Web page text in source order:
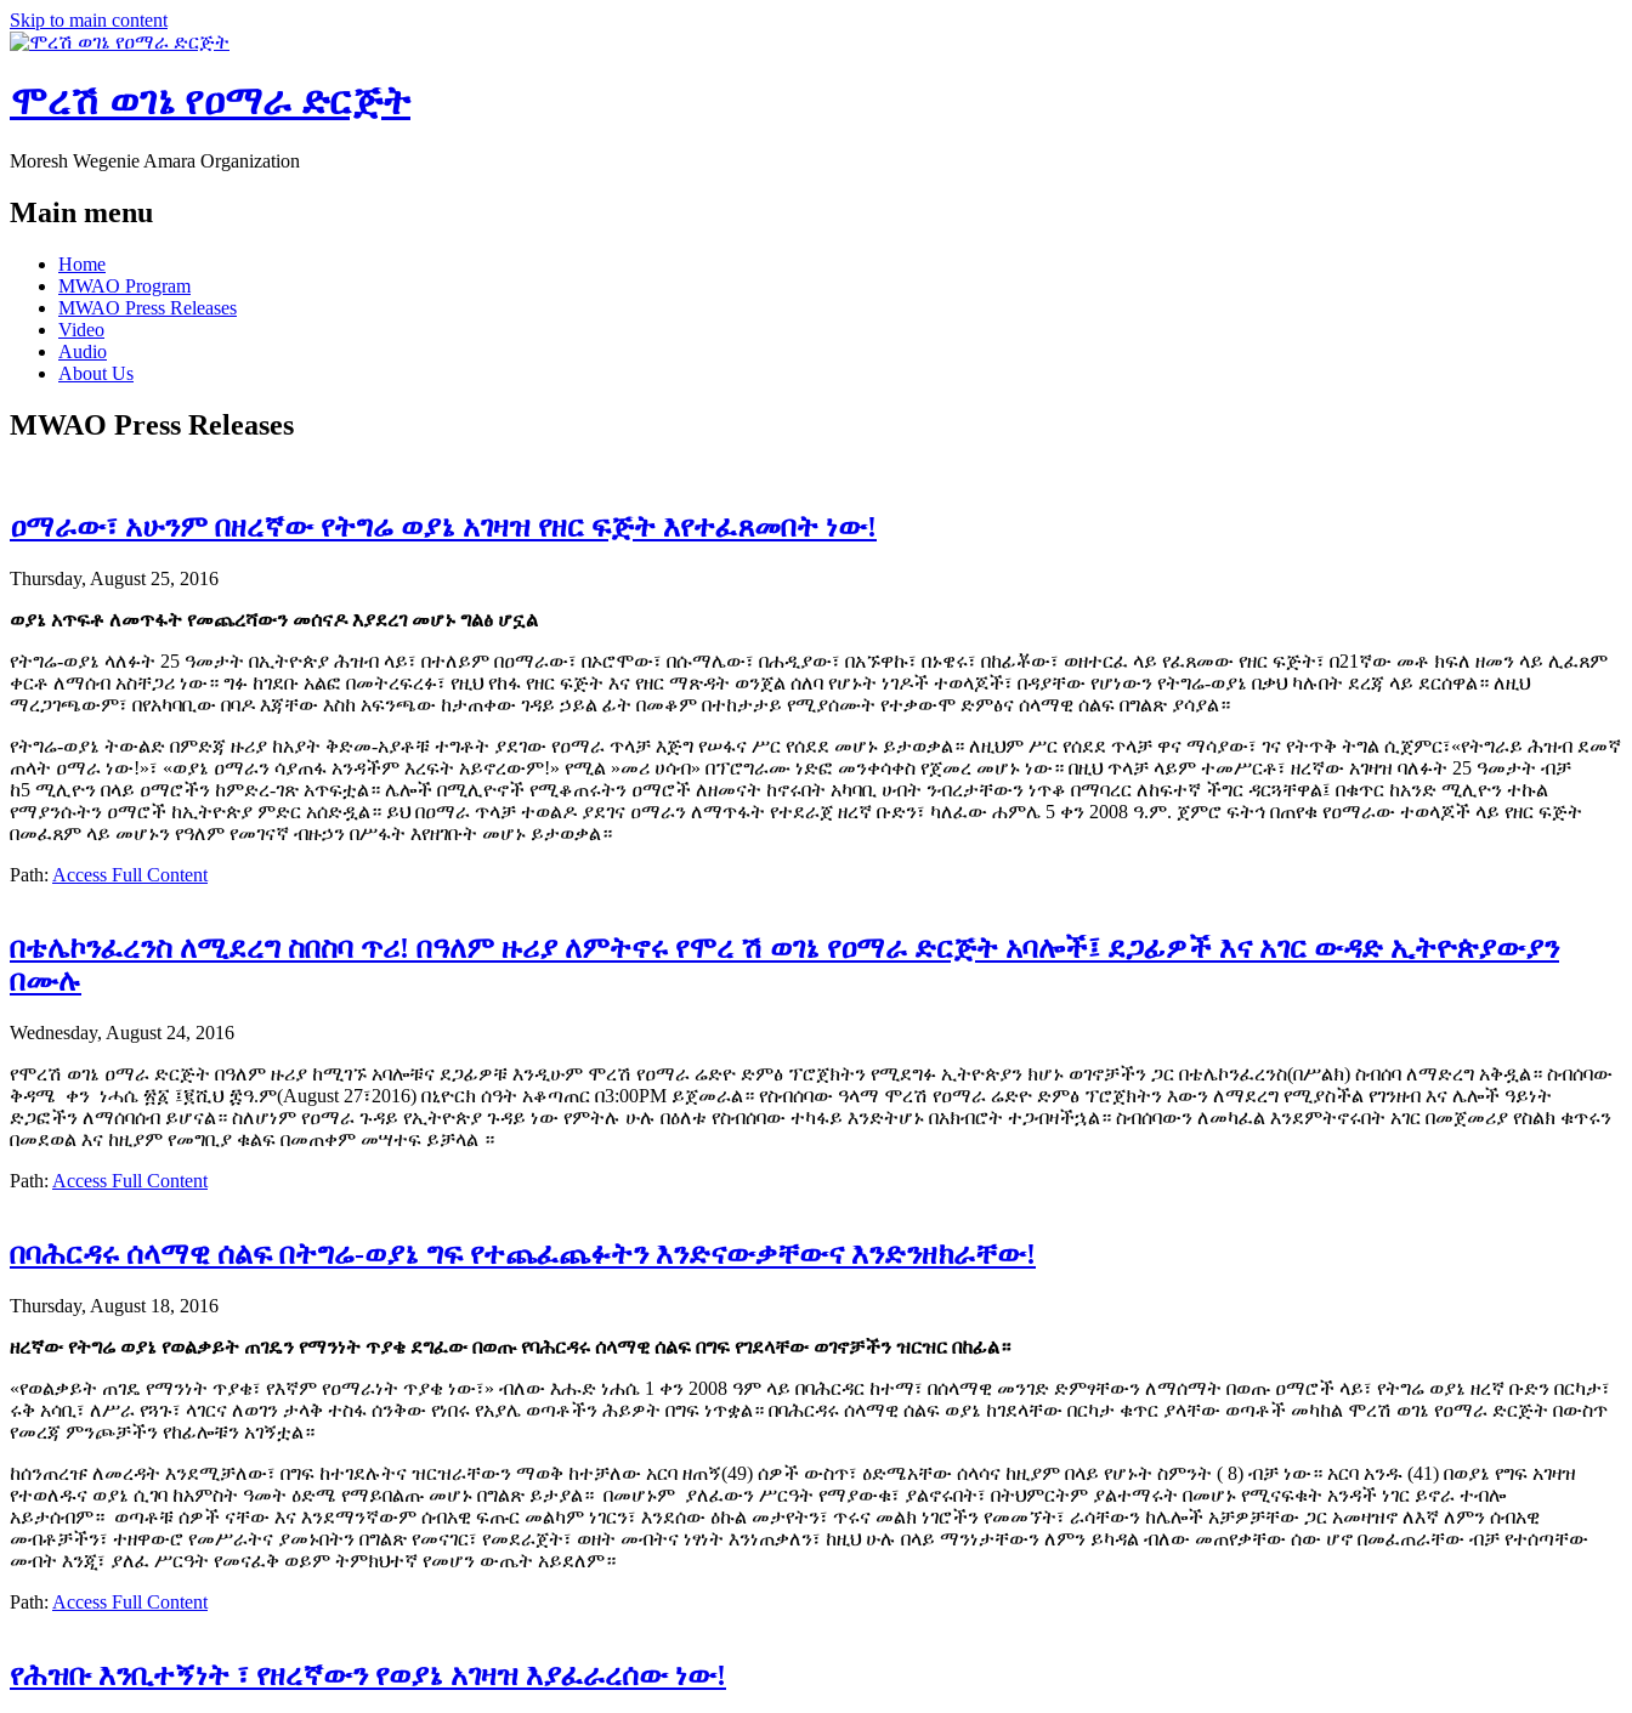
Skip to main content
ሞረሽ ወገኔ የዐማራ ድርጅት
Moresh Wegenie Amara Organization
Main menu
Home
MWAO Program
MWAO Press Releases
Video
Audio
About Us
MWAO Press Releases
ዐማራው፣ አሁንም በዘረኛው የትግሬ ወያኔ አገዛዝ የዘር ፍጅት እየተፈጸመበት ነው!
Thursday, August 25, 2016
ወያኔ አጥፍቶ ለመጥፋት የመጨረሻውን መሰናዶ እያደረገ መሆኑ ግልፅ ሆኗል
የትግሬ-ወያኔ ላለፉት 25 ዓመታት በኢትዮጵያ ሕዝብ ላይ፣ በተለይም በዐማራው፣ በኦሮሞው፣ በሱማሌው፣ በሐዲያው፣ በአኙዋኩ፣ በኑዌሩ፣ በከፊቾው፣ ወዘተርፈ ላይ የፈጸመው የዘር ፍጅት፣ በ21ኛው መቶ ክፍለ ዘመን ላይ ሊፈጸም
ቀርቶ ለማሰብ አስቸጋሪ ነው። ግፉ ከገደቡ አልፎ በመትረፍረፉ፣ የዚህ የከፋ የዘር ፍጅት እና የዘር ማጽዳት ወንጀል ሰለባ የሆኑት ነገዶች ተወላጆች፣ በዳያቸው የሆነውን የትግሬ-ወያኔ በቃህ ካሉበት ደረጃ ላይ ደርሰዋል። ለዚህ
ማረጋገጫውም፣ በየአካባቢው በባዶ እጃቸው እስከ አፍንጫው ከታጠቀው ገዳይ ኃይል ፊት በመቆም በተከታታይ የሚያሰሙት የተቃውሞ ድምፅና ሰላማዊ ሰልፍ በግልጽ ያሳያል።
የትግሬ-ወያኔ ትውልድ በምድጃ ዙሪያ ከአያት ቅድመ-አያቶቹ ተግቶት ያደገው የዐማራ ጥላቻ እጅግ የሠፋና ሥር የሰደደ መሆኑ ይታወቃል። ለዚህም ሥር የሰደደ ጥላቻ ዋና ማሳያው፣ ገና የትጥቅ ትግል ሲጀምር፣«የትግራይ ሕዝብ ደመኛ
ጠላት ዐማራ ነው!»፣ «ወያኔ ዐማራን ሳያጠፋ አንዳችም እረፍት አይኖረውም!» የሚል »መሪ ሀሳብ» በፕሮግራሙ ነድፎ መንቀሳቀስ የጀመረ መሆኑ ነው። በዚህ ጥላቻ ላይም ተመሥርቶ፣ ዘረኛው አገዛዝ ባለፉት 25 ዓመታት ብቻ
ከ5 ሚሊዮን በላይ ዐማሮችን ከምድረ-ገጽ አጥፍቷል። ሌሎች በሚሊዮኖች የሚቆጠሩትን ዐማሮች ለዘመናት ከኖሩበት አካባቢ ሀብት ንብረታቸውን ነጥቆ በማባረር ለከፍተኛ ችግር ዳርጓቸዋል፤ በቁጥር ከአንድ ሚሊዮን ተኩል
የማያንሱትን ዐማሮች ከኢትዮጵያ ምድር አሰድዷል። ይህ በዐማራ ጥላቻ ተወልዶ ያደገና ዐማራን ለማጥፋት የተደራጀ ዘረኛ ቡድን፣ ካለፈው ሐምሌ 5 ቀን 2008 ዓ.ም. ጀምሮ ፍትኅ በጠየቁ የዐማራው ተወላጆች ላይ የዘር ፍጅት
በመፈጸም ላይ መሆኑን የዓለም የመገናኛ ብዙኃን በሥፋት እየዘገቡት መሆኑ ይታወቃል።
Path: Access Full Content
በቴሌኮንፈረንስ ለሚደረግ ስበስባ ጥሪ! በዓለም ዙሪያ ለምትኖሩ የሞረ ሽ ወገኔ የዐማራ ድርጅት አባሎች፤ ደጋፊዎች እና አገር ውዳድ ኢትዮጵያውያን
በሙሉ
Wednesday, August 24, 2016
የሞረሽ ወገኔ ዐማራ ድርጅት በዓለም ዙሪያ ከሚገኙ አባሎቹና ደጋፊዎቹ እንዲሁም ሞረሽ የዐማራ ሬድዮ ድምፅ ፕሮጀክትን የሚደግፉ ኢትዮጵያን ክሆኑ ወገኖቻችን ጋር በቴሌኮንፈረንስ(በሥልክ) ስብሰባ ለማድረግ አቅዷል። ስብሰባው
ቅዳሜ ቀን ነሓሴ ፳፩ ፤፪ሺህ ፰ዓ.ም(August 27፣2016) በኒዮርክ ሰዓት አቆጣጠር በ3:00PM ይጀመራል። የስብሰባው ዓላማ ሞረሽ የዐማራ ሬድዮ ድምፅ ፕሮጀክትን እውን ለማደረግ የሚያስችል የገንዘብ እና ሌሎች ዓይነት
ድጋፎችን ለማሰባሰብ ይሆናል። ስለሆነም የዐማራ ጉዳይ የኢትዮጵያ ጉዳይ ነው የምትሉ ሁሉ በዕለቱ የስብሰባው ተካፋይ እንድትሆኑ በአክብሮት ተጋብዛችኋል። ስብሰባውን ለመካፈል እንደምትኖሩበት አገር በመጀመሪያ የስልክ ቁጥሩን
በመደወል እና ከዚያም የመግቢያ ቁልፍ በመጠቀም መሣተፍ ይቻላል ።
Path: Access Full Content
በባሕርዳሩ ሰላማዊ ሰልፍ በትግሬ-ወያኔ ግፍ የተጨፈጨፉትን እንድናውቃቸውና እንድንዘክራቸው!
Thursday, August 18, 2016
ዘረኛው የትግሬ ወያኔ የወልቃይት ጠገዴን የማንነት ጥያቄ ደግፈው በወጡ የባሕርዳሩ ሰላማዊ ሰልፍ በግፍ የገደላቸው ወገኖቻችን ዝርዝር በከፊል።
«የወልቃይት ጠገዴ የማንነት ጥያቄ፣ የእኛም የዐማራነት ጥያቄ ነው፣» ብለው እሑድ ነሐሴ 1 ቀን 2008 ዓም ላይ በባሕርዳር ከተማ፣ በሰላማዊ መንገድ ድምፃቸውን ለማሰማት በወጡ ዐማሮች ላይ፣ የትግሬ ወያኔ ዘረኛ ቡድን በርካታ፣
ሩቅ አሳቢ፣ ለሥራ የጓጉ፣ ላገርና ለወገን ታላቅ ተስፋ ሰንቅው የነበሩ የአያሌ ወጣቶችን ሕይዎት በግፍ ነጥቋል። በባሕርዳሩ ሰላማዊ ሰልፍ ወያኔ ከገደላቸው በርካታ ቁጥር ያላቸው ወጣቶች መካከል ሞረሽ ወገኔ የዐማራ ድርጅት በውስጥ
የመረጃ ምንጮቻችን የከፊሎቹን አገኝቷል።
ከሰንጠረዡ ለመረዳት እንደሚቻለው፣ በግፍ ከተገደሉትና ዝርዝራቸውን ማወቅ ከተቻለው አርባ ዘጠኝ(49) ሰዎች ውስጥ፣ ዕድሜአቸው ሰላሳና ከዚያም በላይ የሆኑት ስምንት ( 8) ብቻ ነው። አርባ አንዱ (41) በወያኔ የግፍ አገዛዝ
የተወለዱና ወያኔ ሲገባ ከአምስት ዓመት ዕድሜ የማይበልጡ መሆኑ በግልጽ ይታያል። በመሆኑም ያለፈውን ሥርዓት የማያውቁ፣ ያልኖሩበት፣ በትህምርትም ያልተማሩት በመሆኑ የሚናፍቁት አንዳች ነገር ይኖራ ተብሎ
አይታሰብም። ወጣቶቹ ሰዎች ናቸው እና እንደማንኛውም ሰብአዊ ፍጡር መልካም ነገርን፣ እንደሰው ዕኩል መታየትን፣ ጥሩና መልክ ነገሮችን የመመኘት፣ ራሳቸውን ከሌሎች አቻዎቻቸው ጋር አመዛዝኖ ለእኛ ለምን ሰብአዊ
መብቶቻችን፣ ተዘዋውሮ የመሥራትና ያመኑበትን በግልጽ የመናገር፣ የመደራጀት፣ ወዘት መብትና ነፃነት እንነጠቃለን፣ ከዚህ ሁሉ በላይ ማንነታቸውን ለምን ይካዳል ብለው መጠየቃቸው ሰው ሆኖ በመፈጠራቸው ብቻ የተሰጣቸው
መብት እንጂ፣ ያለፈ ሥርዓት የመናፈቅ ወይም ትምክህተኛ የመሆን ውጤት አይደለም።
Path: Access Full Content
የሕዝቡ እንቢተኝነት ፣ የዘረኛውን የወያኔ አገዛዝ እያፈራረሰው ነው!